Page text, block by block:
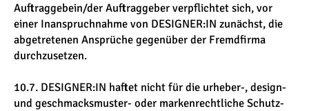
Auftraggebein/der Auftraggeber verpflichtet sich, vor
einer Inanspruchnahme von DESIGNER:IN zunächst, die
abgetretenen Ansprüche gegenüber der Fremdfirma
durchzusetzen.
10.7. DESIGNER:IN haftet nicht für die urheber-, design-
und geschmacksmuster- oder markenrechtliche Schutz-